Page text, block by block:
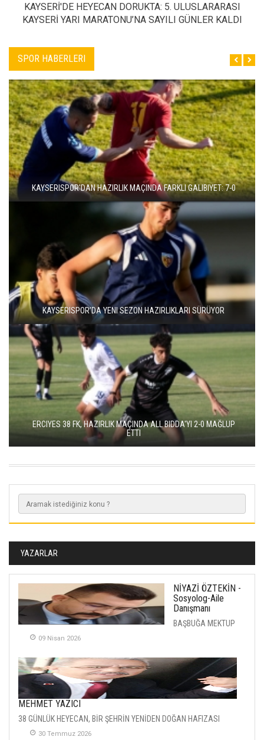
KAYSERİ'DE HEYECAN DORUKTA: 5. ULUSLARARASI
KAYSERİ YARI MARATONU’NA SAYILI GÜNLER KALDI
SPOR HABERLERI
KAYSERISPOR'DAN HAZIRLIK MAÇINDA FARKLI GALIBIYET: 7-0
KAYSERISPOR’DA YENI SEZON HAZIRLIKLARI SÜRÜYOR
ERCIYES 38 FK, HAZIRLIK MAÇINDA ALL BIDDA'YI 2-0 MAĞLUP
ETTI
YAZARLAR
NİYAZİ ÖZTEKİN -
Sosyolog-Aile
Danışmanı
BAŞBUĞA MEKTUP
09 Nisan 2026
MEHMET YAZICI
38 GÜNLÜK HEYECAN, BİR ŞEHRİN YENİDEN DOĞAN HAFIZASI
30 Temmuz 2026